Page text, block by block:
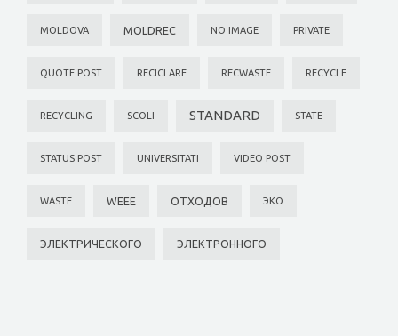
MOLDOVA MOLDREC NO IMAGE PRIVATE
QUOTE POST RECICLARE RECWASTE RECYCLE
RECYCLING SCOLI STANDARD STATE
STATUS POST UNIVERSITATI VIDEO POST
WASTE WEEE ОТХОДОВ ЭКО
ЭЛЕКТРИЧЕСКОГО ЭЛЕКТРОННОГО